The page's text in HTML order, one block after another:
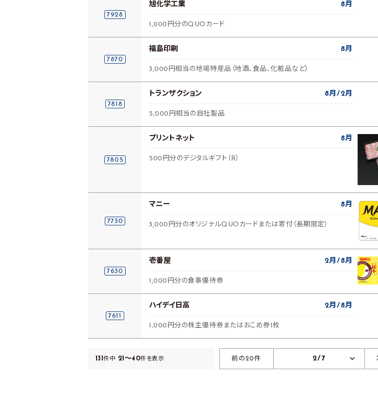
7928
旭化学工業 8月
1,000円分のQUOカード
7870
福島印刷 8月
3,000円相当の地場特産品（地酒、食品、化粧品など）
7818
トランザクション 8月 2月
5,000円相当の自社製品
7805
プリントネット 8月
500円分のデジタルギフト（R）
7730
マニー 8月
3,000円分のオリジナルQUOカードまたは寄付（長期限定）
7630
壱番屋 2月 8月
1,000円分の食事優待券
7611
ハイデイ日高 2月 8月
1,000円分の株主優待券またはおこめ券1枚
131件中 21～40件を表示 前の20件 2/7